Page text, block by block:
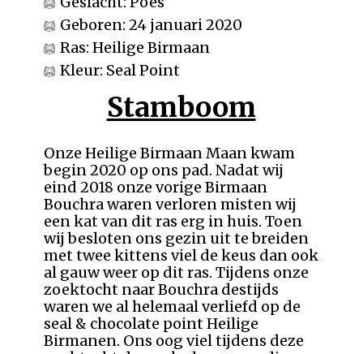
Geboren: 24 januari 2020
Ras: Heilige Birmaan
Kleur: Seal Point
Stambo​​om
Onze Heilige Birmaan Maan kwam
begin 2020 op ons pad. Nadat wij
eind 2018 onze vorige Birmaan
Bouchra waren verloren misten wij
een kat van dit ras erg in huis. Toen
wij besloten ons gezin uit te breiden
met twee kittens viel de keus dan ook
al gauw weer op dit ras. Tijdens onze
zoektocht naar Bouchra destijds
waren we al helemaal verliefd op de
seal & chocolate point Heilige
Birmanen. Ons oog viel tijdens deze